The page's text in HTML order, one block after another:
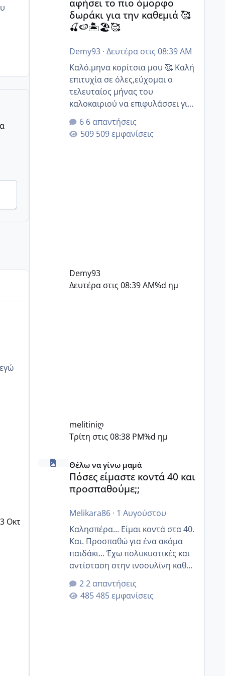
Οκτ
αφήσει το πιο όμορφο
δωράκι για την καθεμιά 🥰
🍒🍉🏝️🏖️🥰
Demy93· Δευτέρα στις 08:39 AM
Καλό.μηνα κορίτσια μου 🥰 Καλή
επιτυχία σε όλες,εύχομαι ο
τελευταίος μήνας του
καλοκαιριού να επιφυλάσσει για
όλες σας την πιο όμορφη
έκπληξη 🧿 @Elk @Melikara86
@Παρασκευαιδου @Zenia z
6 απαντήσεις
509 εμφανίσεις
Demy93
Δευτέρα στις 08:39 AM%d ημ
melitiniღ
Τρίτη στις 08:38 PM%d ημ
Πόσες είμαστε κοντά 40 και προσπαθούμε;;
Θέλω να γίνω μαμά
Πόσες είμαστε κοντά 40 και
προσπαθούμε;;
Melikara86· 1 Αυγούστου
Καλησπέρα... Είμαι κοντά στα 40.
Και. Προσπαθώ για ένα ακόμα
παιδάκι... Έχω πολυκυστικές και
αντίσταση στην ινσουλίνη καθώς
και χάσιμοτο! Έχω λίγα κιλά
παραπάνω και όσο κ αν
προσπαθώ δεν χάνω εύκολα!
2 απαντήσεις
485 εμφανίσεις